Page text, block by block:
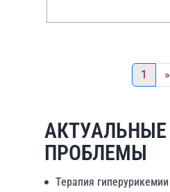
(опросники).
1 »
АКТУАЛЬНЫЕ
ПРОБЛЕМЫ
Терапия гиперурикемии